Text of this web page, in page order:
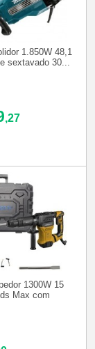
1.850W 48,1
sextavado 30...
,27
1300W 15
Max com